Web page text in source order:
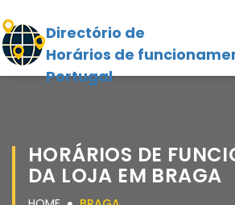
Directório de
Horários de
Portugal
HORÁRIOS DE
DA LOJA EM BRAGA